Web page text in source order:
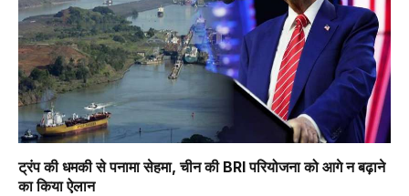
ट्रंप की धमकी से पनामा सेहमा, चीन की BRI परियोजना को आगे न बढ़ाने
का किया ऐलान